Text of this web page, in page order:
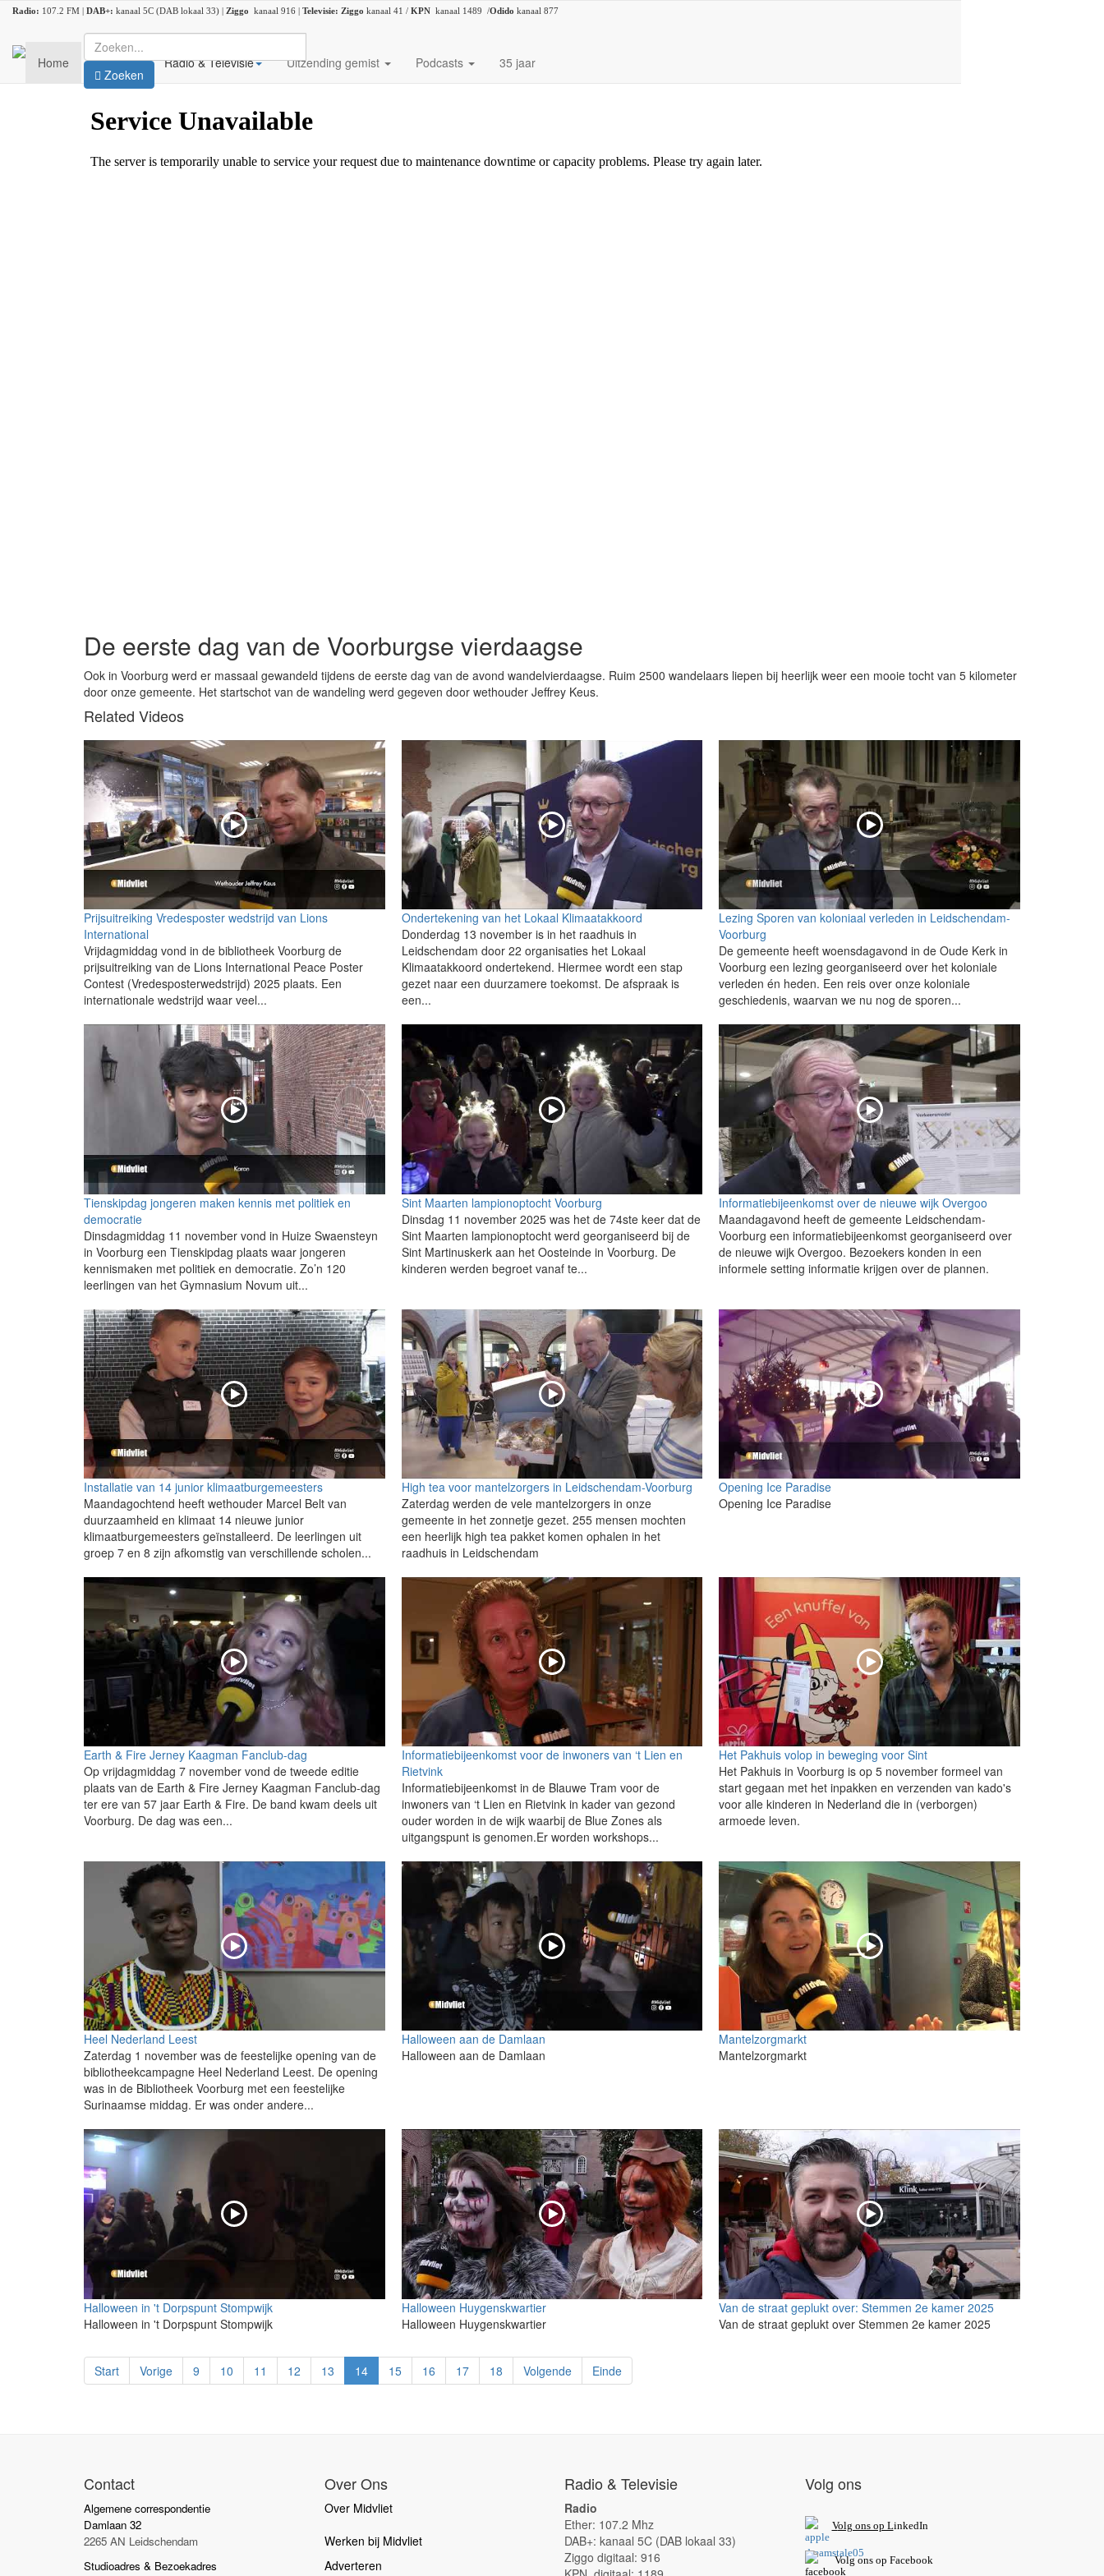
Radio: 107.2 FM | DAB+: kanaal 5C (DAB lokaal 33) | Ziggo kanaal 916 | Televisie: Ziggo kanaal 41 / KPN kanaal 1489 /Odido kanaal 877
Home Nieuws Radio & Televisie Uitzending gemist Podcasts 35 jaar
Zoeken
De eerste dag van de Voorburgse vierdaagse
Ook in Voorburg werd er massaal gewandeld tijdens de eerste dag van de avond wandelvierdaagse. Ruim 2500 wandelaars liepen bij heerlijk weer een mooie tocht van 5 kilometer
door onze gemeente. Het startschot van de wandeling werd gegeven door wethouder Jeffrey Keus.
Related Videos
Prijsuitreiking Vredesposter wedstrijd van Lions
International
Vrijdagmiddag vond in de bibliotheek Voorburg de
prijsuitreiking van de Lions International Peace Poster
Contest (Vredesposterwedstrijd) 2025 plaats. Een
internationale wedstrijd waar veel...
Ondertekening van het Lokaal Klimaatakkoord
Donderdag 13 november is in het raadhuis in
Leidschendam door 22 organisaties het Lokaal
Klimaatakkoord ondertekend. Hiermee wordt een stap
gezet naar een duurzamere toekomst. De afspraak is
een...
Lezing Sporen van koloniaal verleden in Leidschendam-
Voorburg
De gemeente heeft woensdagavond in de Oude Kerk in
Voorburg een lezing georganiseerd over het koloniale
verleden én heden. Een reis over onze koloniale
geschiedenis, waarvan we nu nog de sporen...
Tienskipdag jongeren maken kennis met politiek en
democratie
Dinsdagmiddag 11 november vond in Huize Swaensteyn
in Voorburg een Tienskipdag plaats waar jongeren
kennismaken met politiek en democratie. Zo’n 120
leerlingen van het Gymnasium Novum uit...
Sint Maarten lampionoptocht Voorburg
Dinsdag 11 november 2025 was het de 74ste keer dat de
Sint Maarten lampionoptocht werd georganiseerd bij de
Sint Martinuskerk aan het Oosteinde in Voorburg. De
kinderen werden begroet vanaf te...
Informatiebijeenkomst over de nieuwe wijk Overgoo
Maandagavond heeft de gemeente Leidschendam-
Voorburg een informatiebijeenkomst georganiseerd over
de nieuwe wijk Overgoo. Bezoekers konden in een
informele setting informatie krijgen over de plannen.
Installatie van 14 junior klimaatburgemeesters
Maandagochtend heeft wethouder Marcel Belt van
duurzaamheid en klimaat 14 nieuwe junior
klimaatburgemeesters geïnstalleerd. De leerlingen uit
groep 7 en 8 zijn afkomstig van verschillende scholen...
High tea voor mantelzorgers in Leidschendam-Voorburg
Zaterdag werden de vele mantelzorgers in onze
gemeente in het zonnetje gezet. 255 mensen mochten
een heerlijk high tea pakket komen ophalen in het
raadhuis in Leidschendam
Opening Ice Paradise
Opening Ice Paradise
Earth & Fire Jerney Kaagman Fanclub-dag
Op vrijdagmiddag 7 november vond de tweede editie
plaats van de Earth & Fire Jerney Kaagman Fanclub-dag
ter ere van 57 jaar Earth & Fire. De band kwam deels uit
Voorburg. De dag was een...
Informatiebijeenkomst voor de inwoners van ‘t Lien en
Rietvink
Informatiebijeenkomst in de Blauwe Tram voor de
inwoners van ‘t Lien en Rietvink in kader van gezond
ouder worden in de wijk waarbij de Blue Zones als
uitgangspunt is genomen.Er worden workshops...
Het Pakhuis volop in beweging voor Sint
Het Pakhuis in Voorburg is op 5 november formeel van
start gegaan met het inpakken en verzenden van kado's
voor alle kinderen in Nederland die in (verborgen)
armoede leven.
Heel Nederland Leest
Zaterdag 1 november was de feestelijke opening van de
bibliotheekcampagne Heel Nederland Leest. De opening
was in de Bibliotheek Voorburg met een feestelijke
Surinaamse middag. Er was onder andere...
Halloween aan de Damlaan
Halloween aan de Damlaan
Mantelzorgmarkt
Mantelzorgmarkt
Halloween in 't Dorpspunt Stompwijk
Halloween in 't Dorpspunt Stompwijk
Halloween Huygenskwartier
Halloween Huygenskwartier
Van de straat geplukt over: Stemmen 2e kamer 2025
Van de straat geplukt over Stemmen 2e kamer 2025
Start Vorige 9 10 11 12 13 14 15 16 17 18 Volgende Einde
Contact
Algemene correspondentie
Damlaan 32
2265 AN Leidschendam
Studioadres & Bezoekadres
Over Ons
Over Midvliet
Werken bij Midvliet
Adverteren
Radio & Televisie
Radio
Ether: 107.2 Mhz
DAB+: kanaal 5C (DAB lokaal 33)
Ziggo digitaal: 916
Volg ons
Volg ons op LinkedIn
Volg ons op Facebook